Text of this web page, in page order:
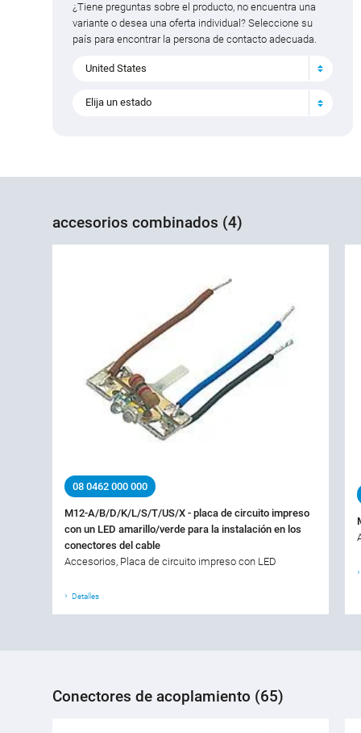
¿Tiene preguntas sobre el producto, no encuentra una
variante o desea una oferta individual? Seleccione su
país para encontrar la persona de contacto adecuada.
United States
Elija un estado
accesorios combinados (4)
08 0462 000 000
M12-A/B/D/K/L/S/T/US/X - placa de circuito impreso
con un LED amarillo/verde para la instalación en los
conectores del cable
Accesorios, Placa de circuito impreso con LED
Detalles
Conectores de acoplamiento (65)